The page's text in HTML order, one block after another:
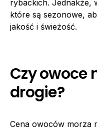
rybackich. Jednakże,
które są sezonowe,
jakość i świeżość.
Czy owoce
drogie?
Cena owoców morza